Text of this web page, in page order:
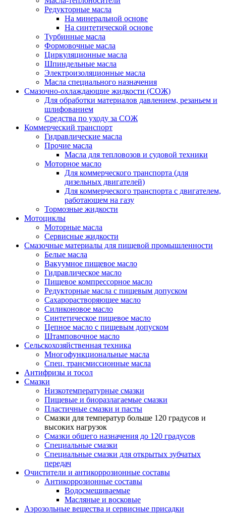
Редукторные масла
На минеральной основе
На синтетической основе
Турбинные масла
Формовочные масла
Циркуляционные масла
Шпиндельные масла
Электроизоляционные масла
Масла специального назначения
Смазочно-охлаждающие жидкости (СОЖ)
Для обработки материалов давлением, резаньем и
шлифованием
Средства по уходу за СОЖ
Коммерческий транспорт
Гидравлические масла
Прочие масла
Масла для тепловозов и судовой техники
Моторное масло
Для коммерческого транспорта (для
дизельных двигателей)
Для коммерческого транспорта с двигателем,
работающем на газу
Тормозные жидкости
Мотоциклы
Моторные масла
Сервисные жидкости
Смазочные материалы для пищевой промышленности
Белые масла
Вакуумное пищевое масло
Гидравлическое масло
Пищевое компрессорное масло
Редукторные масла с пищевым допуском
Сахарорастворяющее масло
Силиконовое масло
Синтетическое пищевое масло
Цепное масло с пищевым допуском
Штамповочное масло
Сельскохозяйственная техника
Многофункциональные масла
Спец. трансмиссионные масла
Антифризы и тосол
Смазки
Низкотемпературные смазки
Пищевые и биоразлагаемые смазки
Пластичные смазки и пасты
Смазки для температур больше 120 градусов и
высоких нагрузок
Смазки общего назначения до 120 градусов
Специальные смазки
Специальные смазки для открытых зубчатых
передач
Очистители и антикоррозионные составы
Антикоррозионные составы
Водосмешиваемые
Масляные и восковые
Аэрозольные вещества и сервисные присадки